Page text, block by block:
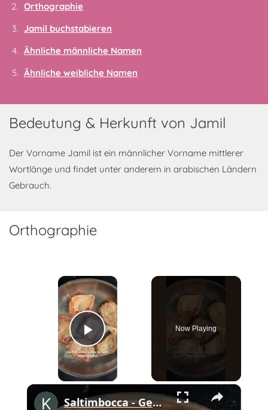
Orthographie
Jamil buchstabieren
Ähnliche männliche Namen
Ähnliche weibliche Namen
Bedeutung & Herkunft von Jamil
Der Vorname Jamil ist ein männlicher Vorname mittlerer
Wortlänge und findet unter anderem in arabischen Ländern
Gebrauch.
Orthographie
×
Play Video
Now Playing
×
Saltimbocca - Gebratenes Kalbsschnitzel mit Schinken und Salbei #shorts